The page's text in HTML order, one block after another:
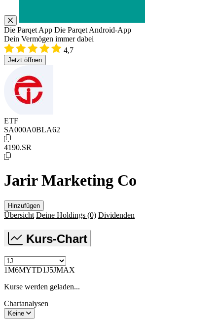
Die Parqet App Die Parqet Android-App
Dein Vermögen immer dabei
4,7
Jetzt öffnen
ETF
SA000A0BLA62
4190.SR
Jarir Marketing Co
Hinzufügen
Übersicht Deine Holdings (0) Dividenden
Kurs-Chart
1M6MYTD1J5JMAX
Kurse werden geladen...
Chartanalysen
Keine